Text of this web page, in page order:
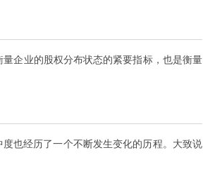
企业的股权分布状态的紧要指标，也是衡量
也经历了一个不断发生变化的历程。大致说